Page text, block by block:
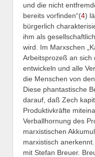
und die nicht
bereits vorfinden“(4)
bürgerlich
ihm als
wird. Im Marxschen
Arbeitsprozeß an sich
entwickeln und alle
die Menschen von
Diese phantastische
darauf, daß Zech
Produktivkräfte
Verballhornung des
marxistischen
marxistisch
mit Stefan Breuer.